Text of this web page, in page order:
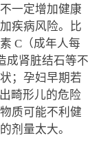
一定增加健康
疾病风险。比
C（成年人每
成肾脏结石等不
；孕妇早期若
畸形儿的危险
质可能不利健
剂量太大。